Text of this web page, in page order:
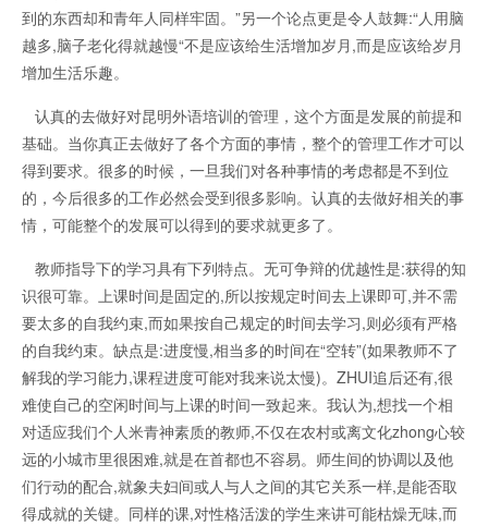
到的东西却和青年人同样牢固。”另一个论点更是令人鼓舞:“人用脑
越多,脑子老化得就越慢“不是应该给生活增加岁月,而是应该给岁月
增加生活乐趣。
认真的去做好对昆明外语培训的管理，这个方面是发展的前提和
基础。当你真正去做好了各个方面的事情，整个的管理工作才可以
得到要求。很多的时候，一旦我们对各种事情的考虑都是不到位
的，今后很多的工作必然会受到很多影响。认真的去做好相关的事
情，可能整个的发展可以得到的要求就更多了。
教师指导下的学习具有下列特点。无可争辩的优越性是:获得的知
识很可靠。上课时间是固定的,所以按规定时间去上课即可,并不需
要太多的自我约束,而如果按自己规定的时间去学习,则必须有严格
的自我约束。缺点是:进度慢,相当多的时间在“空转”(如果教师不了
解我的学习能力,课程进度可能对我来说太慢)。ZHUI追后还有,很
难使自己的空闲时间与上课的时间一致起来。我认为,想找一个相
对适应我们个人米青神素质的教师,不仅在农村或离文化zhong心较
远的小城市里很困难,就是在首都也不容易。师生间的协调以及他
们行动的配合,就象夫妇间或人与人之间的其它关系一样,是能否取
得成就的关键。同样的课,对性格活泼的学生来讲可能枯燥无味,而